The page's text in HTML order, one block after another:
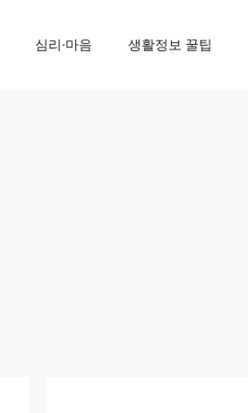
심리·마음 생활정보 꿀팁